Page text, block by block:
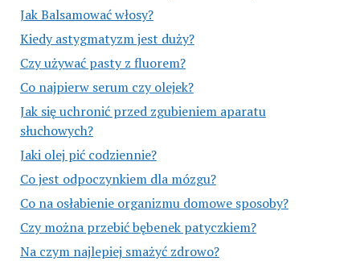
Jak Balsamować włosy?
Kiedy astygmatyzm jest duży?
Czy używać pasty z fluorem?
Co najpierw serum czy olejek?
Jak się uchronić przed zgubieniem aparatu
słuchowych?
Jaki olej pić codziennie?
Co jest odpoczynkiem dla mózgu?
Co na osłabienie organizmu domowe sposoby?
Czy można przebić bębenek patyczkiem?
Na czym najlepiej smażyć zdrowo?